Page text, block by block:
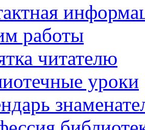
работы
читателю
уроки